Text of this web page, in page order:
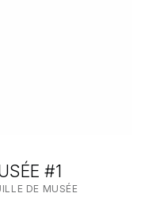
#1
DE MUSÉE